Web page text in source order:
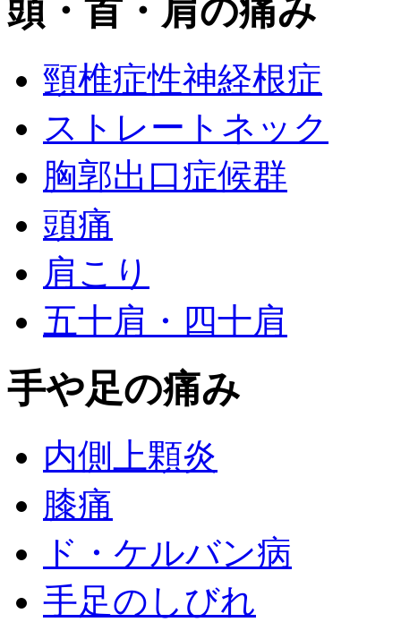
頭・首・肩の痛み
頸椎症性神経根症
ストレートネック
胸郭出口症候群
頭痛
肩こり
五十肩・四十肩
手や足の痛み
内側上顆炎
膝痛
ド・ケルバン病
手足のしびれ